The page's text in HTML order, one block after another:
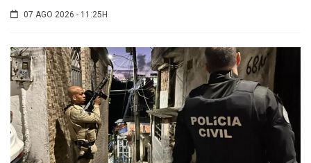
07 AGO 2026 - 11:25H